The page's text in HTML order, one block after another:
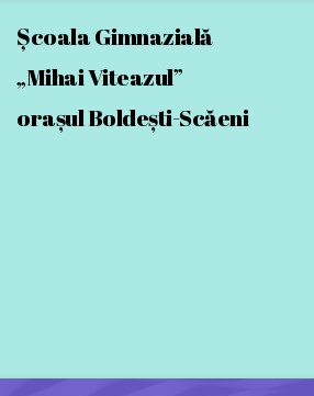
Școala Gimnazială
„Mihai Viteazul”
orașul Boldești-Scăeni